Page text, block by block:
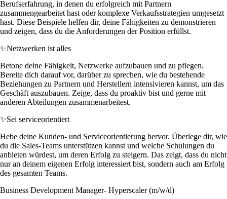
Berufserfahrung, in denen du erfolgreich mit Partnern
zusammengearbeitet hast oder komplexe Verkaufsstrategien umgesetzt
hast. Diese Beispiele helfen dir, deine Fähigkeiten zu demonstrieren
und zeigen, dass du die Anforderungen der Position erfüllst.
✨Netzwerken ist alles
Betone deine Fähigkeit, Netzwerke aufzubauen und zu pflegen.
Bereite dich darauf vor, darüber zu sprechen, wie du bestehende
Beziehungen zu Partnern und Herstellern intensivieren kannst, um das
Geschäft auszubauen. Zeige, dass du proaktiv bist und gerne mit
anderen Abteilungen zusammenarbeitest.
✨Sei serviceorientiert
Hebe deine Kunden- und Serviceorientierung hervor. Überlege dir, wie
du die Sales-Teams unterstützen kannst und welche Schulungen du
anbieten würdest, um deren Erfolg zu steigern. Das zeigt, dass du nicht
nur an deinem eigenen Erfolg interessiert bist, sondern auch am Erfolg
des gesamten Teams.
Business Development Manager- Hyperscaler (m/w/d)